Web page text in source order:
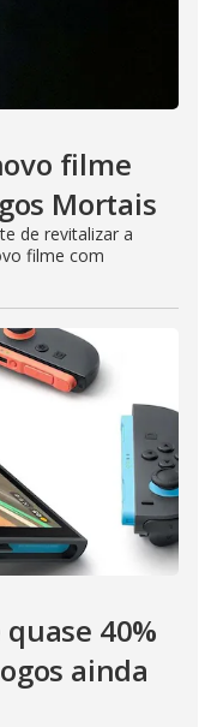
filme
Mortais
de revitalizar a
filme com
40%
ainda